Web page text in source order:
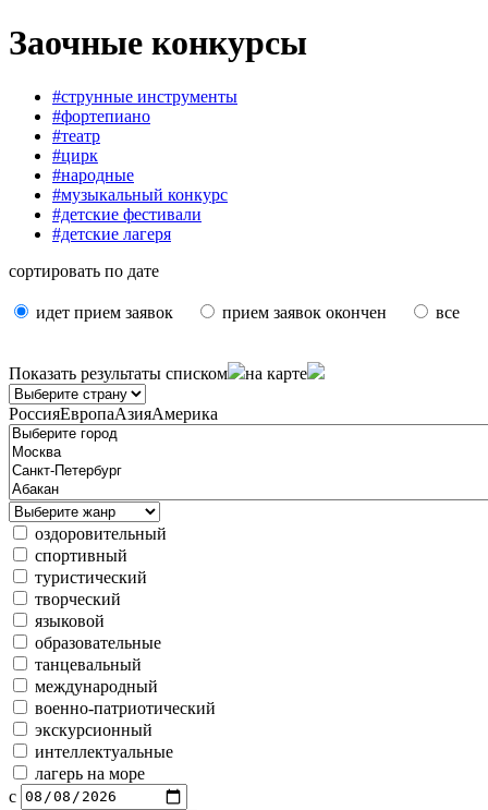
Заочные конкурсы
#струнные инструменты
#фортепиано
#театр
#цирк
#народные
#музыкальный конкурс
#детские фестивали
#детские лагеря
сортировать по дате
идет прием заявок прием заявок окончен все
Показать результаты списком на карте
РоссияЕвропаАзияАмерика
оздоровительный
спортивный
туристический
творческий
языковой
образовательные
танцевальный
международный
военно-патриотический
экскурсионный
интеллектуальные
лагерь на море
с